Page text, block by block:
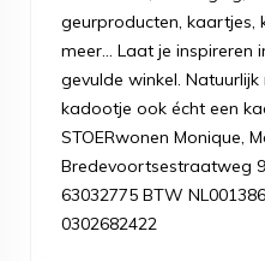
geurproducten, kaartjes,
meer... Laat je inspireren
gevulde winkel.
kadootje ook écht een
STOERwonen Monique,
Bredevoortsestraatweg
63032775 BTW
0302682422